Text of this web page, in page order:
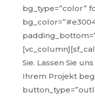
bg_type=”color”
Sie. Lassen Sie
Ihrem Projekt